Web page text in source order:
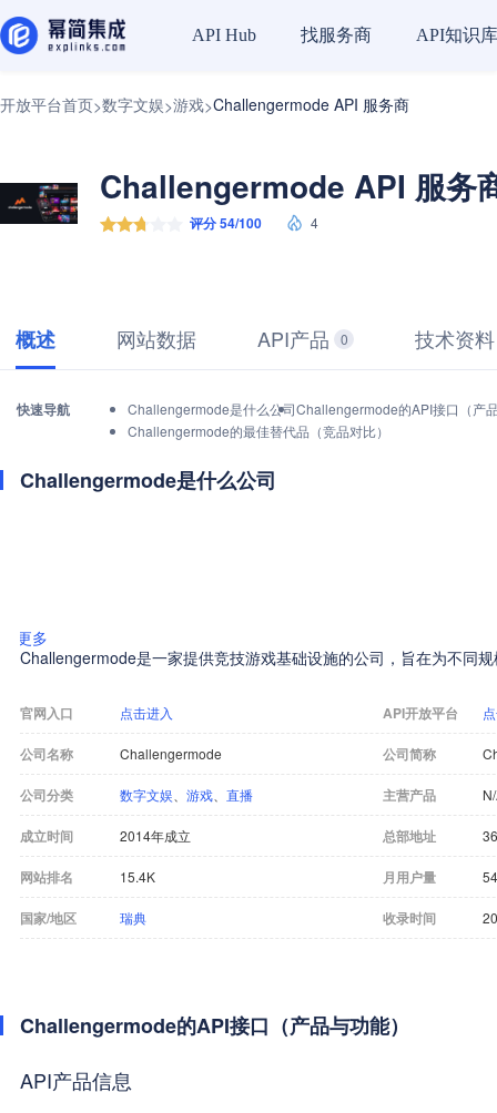
API Hub 找服务商 API知识库
开放平台首页>数字文娱>游戏>Challengermode API 服务商
Challengermode API 服务
评分 54/100 4
概述 网站数据 API产品 0 技术资料
快速导航 Challengermode是什么公司Challengermode的API接口（产
Challengermode的最佳替代品（竞品对比）
Challengermode是什么公司
更多
Challengermode是一家提供竞技游戏基础设施的公司，旨在为不同
官网入口 点击进入 API开放平台
公司名称 Challengermode 公司简称
公司分类 数字文娱 游戏 直播 主营产品
成立时间 2014年成立 总部地址
网站排名 15.4K 月用户量
国家/地区 瑞典 收录时间
Challengermode的API接口（产品与功能）
API产品信息